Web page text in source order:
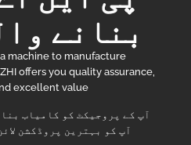
بنانے
machine to manufacture
offers you quality assurance,
excellent value.
آپ کو بہترین پروڈکشن